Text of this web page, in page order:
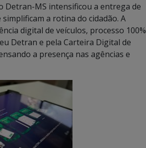
Detran-MS intensificou a entrega de
a rotina do cidadão. A
digital de veículos, processo 100%
Detran e pela Carteira Digital de
a presença nas agências e